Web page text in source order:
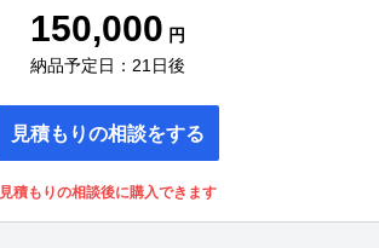
150,000 円
納品予定日：21日後
見積もりの相談をする
見積もりの相談後に購入できます